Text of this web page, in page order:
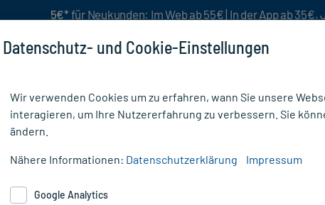
5€* für Neukunden: Im Web ab 55€ | In der App ab
Ratgeber
Hand- und Fußpflegeprodukte
Datenschutz- und Cookie-Einstellungen
Wir verwenden Cookies um zu erfahren, wann Sie unsere
interagieren, um Ihre Nutzererfahrung zu verbessern. Sie
ändern.
Nähere Informationen: Datenschutzerklärung Impressum
Google Analytics